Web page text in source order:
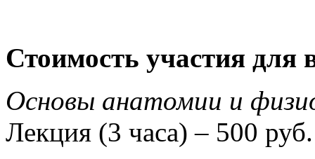
Стоимость участия для
Основы анатомии и
Лекция (3 часа) – 500 руб.